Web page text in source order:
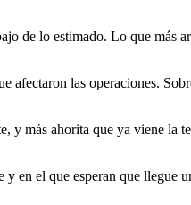
de lo estimado. Lo que más
afectaron las operaciones.
y más ahorita que ya viene la
en el que esperan que llegue